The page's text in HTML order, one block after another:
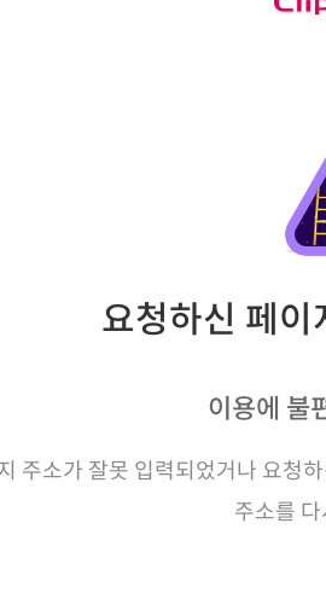
요청하신 페
이용에 불
주소가 잘못 입력되었거나 요청
주소를